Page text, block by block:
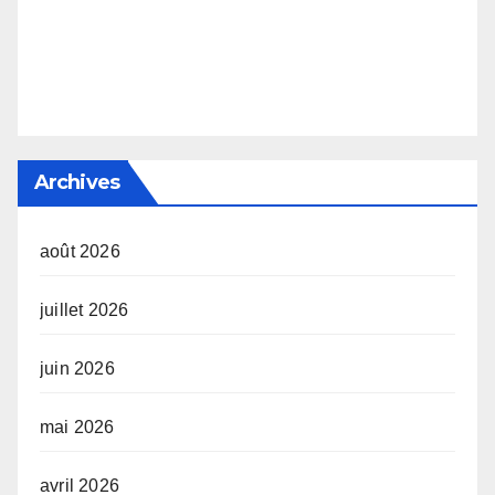
Archives
août 2026
juillet 2026
juin 2026
mai 2026
avril 2026